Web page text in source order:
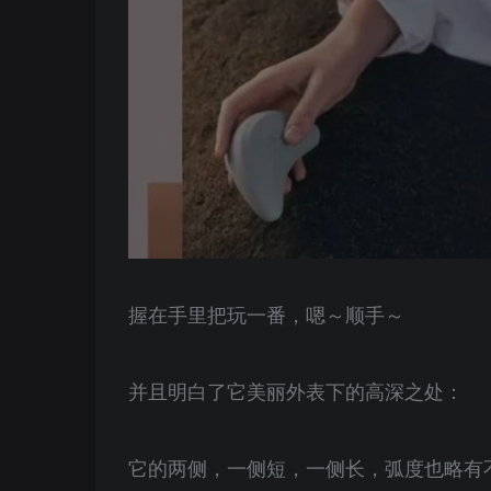
握在手里把玩一番，嗯～顺手～
并且明白了它美丽外表下的高深之处：
它的两侧，一侧短，一侧长，弧度也略有